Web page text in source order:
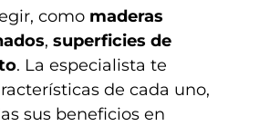
como maderas
, superficies de
. La especialista te
de cada uno,
sus beneficios en